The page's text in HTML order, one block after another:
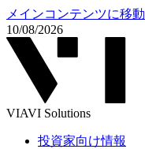
メインコンテンツに移動
10/08/2026
VIAVI Solutions
投資家向け情報